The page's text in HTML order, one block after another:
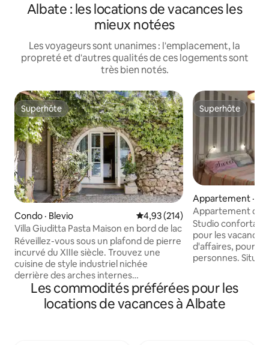
Albate : les locations de vacances les
mieux notées
Les voyageurs sont unanimes : l'emplacement, la
propreté et d'autres qualités de ces logements sont
très bien notés.
Superhôte
Superhôte
Condo · Blevio Note moyenne de 4,93 sur 5,
4,93 (214)
Villa Giuditta Pasta Maison en bord de lac
Réveillez-vous sous un plafond de pierre
incurvé du XIIIe siècle. Trouvez une
cuisine de style industriel nichée
derrière des arches internes
tentaculaires. Buvez dans une vue
magnifique sur le lac et la montagne
depuis un hamac ombragé. Entrez
Superhôte
Superhôte
Appartement ·
Appartement de
Petite Maison
Studio
pour les
d'affaires, pour
personnes. Situé au 3e étage d'un petit
ascenseur) dans
calme et bien
commun et une
Les commodités préférées pour les
locations de vacances à Albate